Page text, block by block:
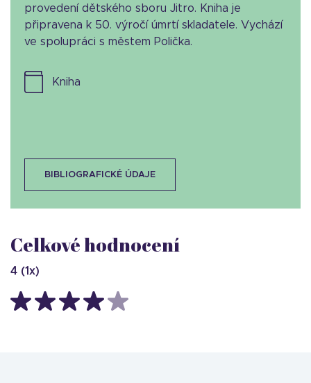
provedení dětského sboru Jitro. Kniha je
připravena k 50. výročí úmrtí skladatele. Vychází
ve spolupráci s městem Polička.
kniha
BIBLIOGRAFICKÉ ÚDAJE
Celkové hodnocení
4 (1x)